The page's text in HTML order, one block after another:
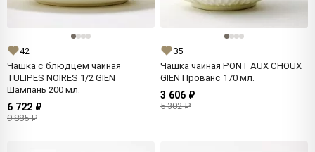
42
Чашка с блюдцем чайная
TULIPES NOIRES 1/2 GIEN
Шампань 200 мл.
6 722 ₽
9 885 ₽
35
Чашка чайная PONT AUX CHOUX
GIEN Прованс 170 мл.
3 606 ₽
5 302 ₽